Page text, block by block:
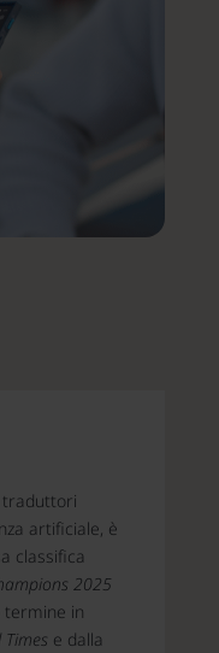
traduttori
artificiale, è
classifica
2025
termine in
e dalla